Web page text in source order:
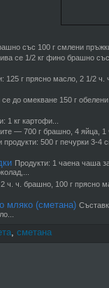
със 100 г смлени
се 1/2 кг фино брашно
125 г прясно масло, 2 1/2
до омекване 150 г
1 кг картофи...
— 700 г брашно, 4 яйца, 1
500 г печурки 3-4
Продукти: 1 чаена чаша
ч. ч. брашно, 100 г прясно
мляко (сметана)
, сметана